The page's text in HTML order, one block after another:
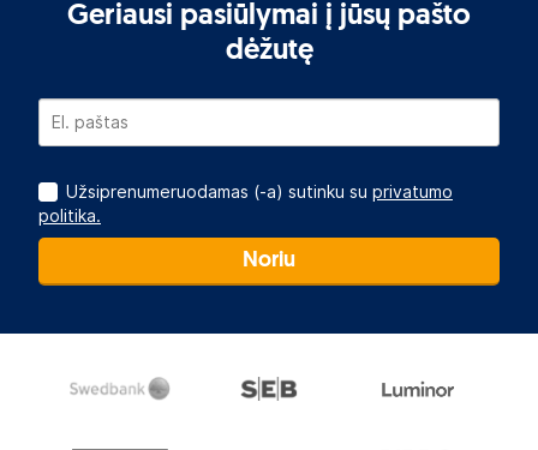
Geriausi pasiūlymai į jūsų pašto
dėžutę
Užsiprenumeruodamas (-a) sutinku su privatumo
politika.
Noriu